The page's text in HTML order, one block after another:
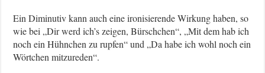
Ein Diminutiv kann auch eine ironisierende Wirkung haben, so
wie bei „Dir werd ich’s zeigen, Bürschchen“, „Mit dem hab ich
noch ein Hühnchen zu rupfen“ und „Da habe ich wohl noch ein
Wörtchen mitzureden“.